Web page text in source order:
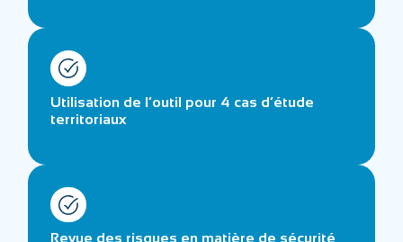
Utilisation de l’outil pour 4 cas d’étude
territoriaux
Revue des risques en matière de sécurité